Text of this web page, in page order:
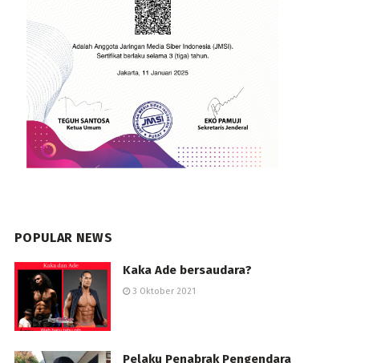
POPULAR NEWS
Kaka Ade bersaudara?
3 Oktober 2021
Pelaku Penabrak Pengendara